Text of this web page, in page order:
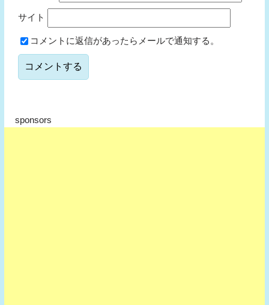
サイト
コメントに返信があったらメールで通知する。
sponsors